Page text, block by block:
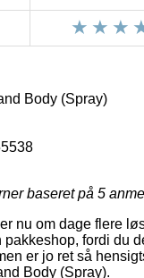
Body (Spray)
baseret på 5
nu om dage flere
fordi du
er jo ret så
Body (Spray).